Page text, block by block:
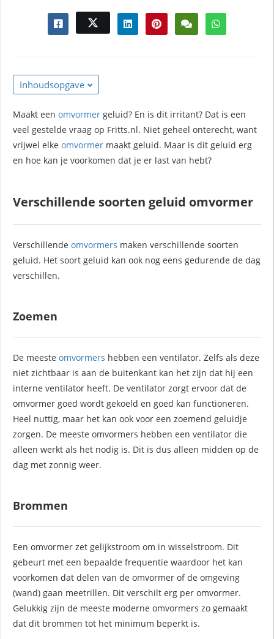
Inhoudsopgave
Maakt een omvormer geluid? En is dit irritant? Dat is een
veel gestelde vraag op Fritts.nl. Niet geheel onterecht, want
vrijwel elke omvormer maakt geluid. Maar is dit geluid erg
en hoe kan je voorkomen dat je er last van hebt?
Verschillende soorten geluid omvormer
Verschillende omvormers maken verschillende soorten
geluid. Het soort geluid kan ook nog eens gedurende de dag
verschillen.
Zoemen
De meeste omvormers hebben een ventilator. Zelfs als deze
niet zichtbaar is aan de buitenkant kan het zijn dat hij een
interne ventilator heeft. De ventilator zorgt ervoor dat de
omvormer goed wordt gekoeld en goed kan functioneren.
Heel nuttig, maar het kan ook voor een zoemend geluidje
zorgen. De meeste omvormers hebben een ventilator die
alleen werkt als het nodig is. Dit is dus alleen midden op de
dag met zonnig weer.
Brommen
Een omvormer zet gelijkstroom om in wisselstroom. Dit
gebeurt met een bepaalde frequentie waardoor het kan
voorkomen dat delen van de omvormer of de omgeving
(wand) gaan meetrillen. Dit verschilt erg per omvormer.
Gelukkig zijn de meeste moderne omvormers zo gemaakt
dat dit brommen tot het minimum beperkt is.